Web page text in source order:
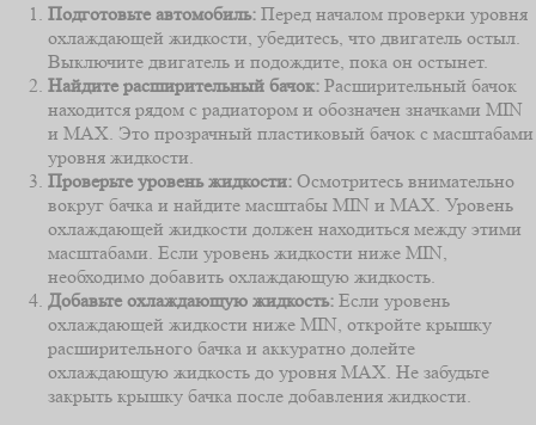
Подготовьте автомобиль: Перед началом проверки уровня
охлаждающей жидкости, убедитесь, что двигатель остыл.
Выключите двигатель и подождите, пока он остынет.
Найдите расширительный бачок: Расширительный бачок
находится рядом с радиатором и обозначен значками MIN
и MAX. Это прозрачный пластиковый бачок с масштабами
уровня жидкости.
Проверьте уровень жидкости: Осмотритесь внимательно
вокруг бачка и найдите масштабы MIN и MAX. Уровень
охлаждающей жидкости должен находиться между этими
масштабами. Если уровень жидкости ниже MIN,
необходимо добавить охлаждающую жидкость.
Добавьте охлаждающую жидкость: Если уровень
охлаждающей жидкости ниже MIN, откройте крышку
расширительного бачка и аккуратно долейте
охлаждающую жидкость до уровня MAX. Не забудьте
закрыть крышку бачка после добавления жидкости.